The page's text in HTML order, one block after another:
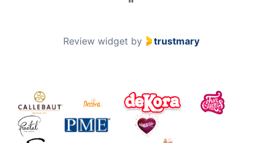
Review widget by trustmary